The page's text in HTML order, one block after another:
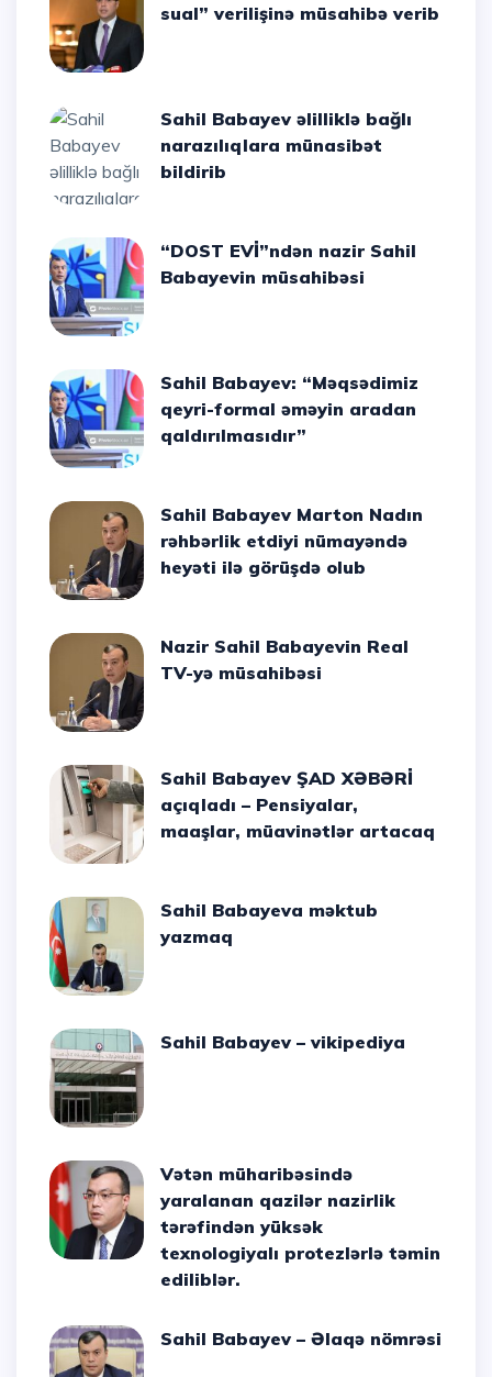
sual” verilişinə müsahibə verib
Sahil Babayev əlilliklə bağlı
narazılıqlara münasibət
bildirib
“DOST EVİ”ndən nazir Sahil
Babayevin müsahibəsi
Sahil Babayev: “Məqsədimiz
qeyri-formal əməyin aradan
qaldırılmasıdır”
Sahil Babayev Marton Nadın
rəhbərlik etdiyi nümayəndə
heyəti ilə görüşdə olub
Nazir Sahil Babayevin Real
TV-yə müsahibəsi
Sahil Babayev ŞAD XƏBƏRİ
açıqladı – Pensiyalar,
maaşlar, müavinətlər artacaq
Sahil Babayeva məktub
yazmaq
Sahil Babayev – vikipediya
Vətən müharibəsində
yaralanan qazilər nazirlik
tərəfindən yüksək
texnologiyalı protezlərlə təmin
ediliblər.
Sahil Babayev – Əlaqə nömrəsi